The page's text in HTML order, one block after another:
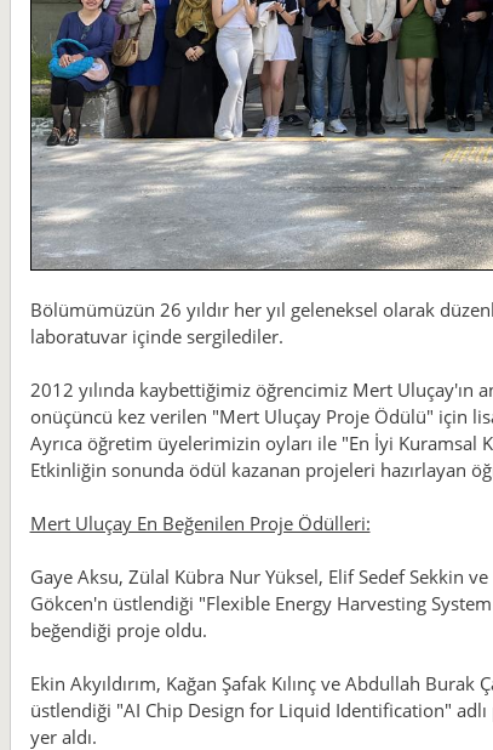
Bölümümüzün 26 yıldır her yıl geleneksel olarak
laboratuvar içinde sergilediler.
2012 yılında kaybettiğimiz öğrencimiz Mert Uluçay'ın
onüçüncü kez verilen "Mert Uluçay Proje Ödülü" için
Ayrıca öğretim üyelerimizin oyları ile "En İyi
Etkinliğin sonunda ödül kazanan projeleri hazırlayan
Mert Uluçay En Beğenilen Proje Ödülleri:
Gaye Aksu, Zülal Kübra Nur Yüksel, Elif Sedef Sekkin
Gökcen'n üstlendiği "Flexible Energy Harvesting
beğendiği proje oldu.
Ekin Akyıldırım, Kağan Şafak Kılınç ve Abdullah Burak
üstlendiği "AI Chip Design for Liquid Identification"
yer aldı.